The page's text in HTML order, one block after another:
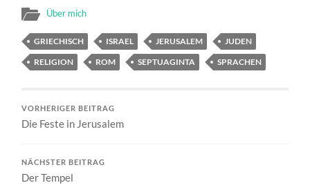
Über mich
GRIECHISCH ISRAEL JERUSALEM
JUDEN
RELIGION
ROM SEPTUAGINTA SPRACHEN
VORHERIGER BEITRAG
Die Feste in Jerusalem
NÄCHSTER BEITRAG
Der Tempel